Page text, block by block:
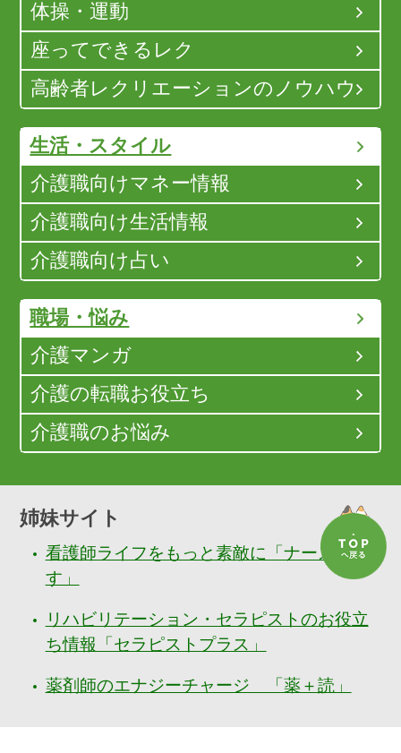
体操・運動
座ってできるレク
高齢者レクリエーションのノウハウ
生活・スタイル
介護職向けマネー情報
介護職向け生活情報
介護職向け占い
職場・悩み
介護マンガ
介護の転職お役立ち
介護職のお悩み
姉妹サイト
看護師ライフをもっと素敵に「ナースぷら
す」
リハビリテーション・セラピストのお役立
ち情報「セラピストプラス」
薬剤師のエナジーチャージ 「薬＋読」